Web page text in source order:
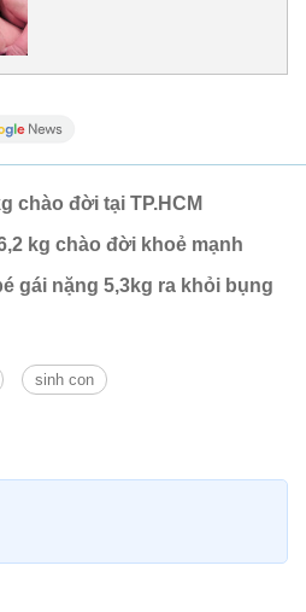
chào đời tại TP.HCM
kg chào đời khoẻ mạnh
gái nặng 5,3kg ra khỏi bụng
sinh con